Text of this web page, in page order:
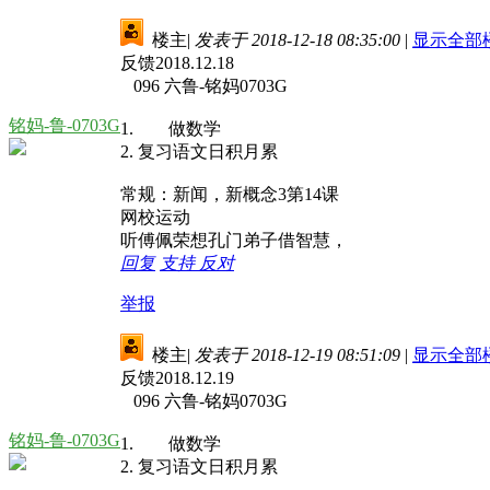
铭妈-鲁-0703G
楼主| 发表于 2018-12-18 08:35:00 | 显示全部
反馈2018.12.18
096 六鲁-铭妈0703G
1. 做数学
2. 复习语文日积月累
常规：新闻，新概念3第14课
网校运动
听傅佩荣想孔门弟子借智慧，
回复 支持 反对
举报
铭妈-鲁-0703G
楼主| 发表于 2018-12-19 08:51:09 | 显示全部
反馈2018.12.19
096 六鲁-铭妈0703G
1. 做数学
2. 复习语文日积月累